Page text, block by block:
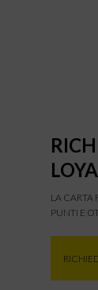
LA CARTA
PUNTI E